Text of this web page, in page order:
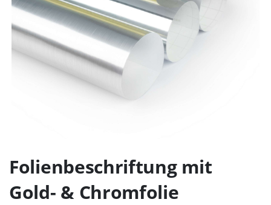
Anfang
der
springen
Folienbeschriftung mit
Gold- & Chromfolie